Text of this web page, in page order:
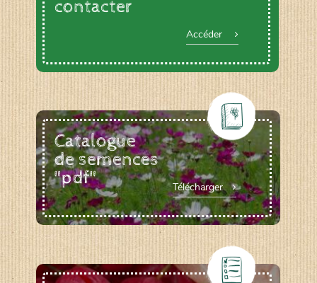
contacter
Accéder
Catalogue
de semences
"pdf"
Télécharger